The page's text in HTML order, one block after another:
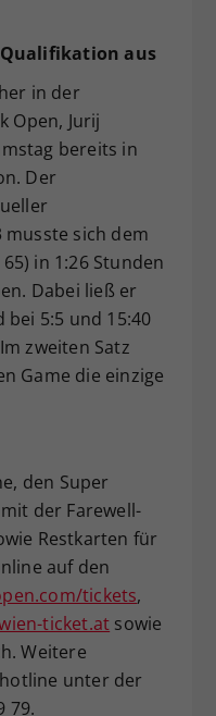
aus
in der
Open, Jurij
bereits in
Der
sich dem
in 1:26 Stunden
Dabei ließ er
bei 5:5 und 15:40
zweiten Satz
Game die einzige
den Super
der Farewell-
Restkarten für
auf den
tickets,
ticket.at sowie
Weitere
unter der
79.